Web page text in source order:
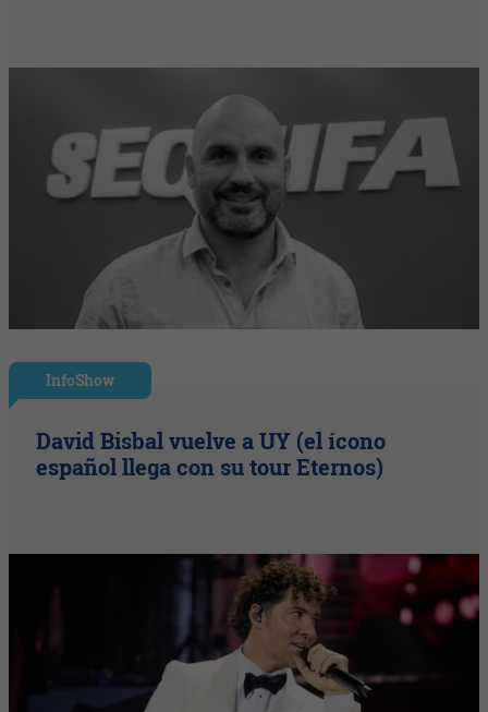
InfoShow
David Bisbal vuelve a UY (el ícono
español llega con su tour Eternos)